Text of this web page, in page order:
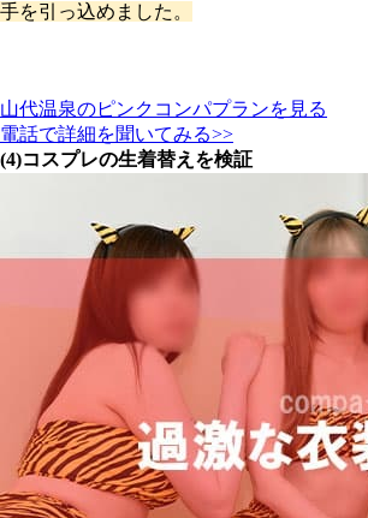
手を引っ込めました。
山代温泉のピンクコンパプランを見る
電話で詳細を聞いてみる>>
(4)コスプレの生着替えを検証